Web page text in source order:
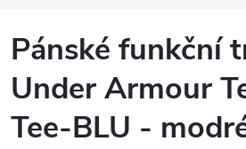
Pánské funkční
Under Armour
Tee-BLU -